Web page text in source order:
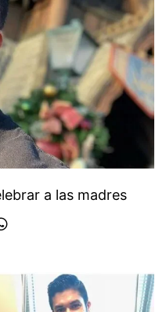
a las madres